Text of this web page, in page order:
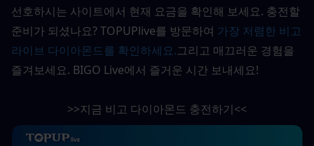
선호하시는 사이트에서 현재 요금을 확인해 보세요. 충전할
준비가 되셨나요? TOPUPlive를 방문하여 가장 저렴한 비고
라이브 다이아몬드를 확인하세요.그리고 매끄러운 경험을
즐겨보세요. BIGO Live에서 즐거운 시간 보내세요!
>>지금 비고 다이아몬드 충전하기<<